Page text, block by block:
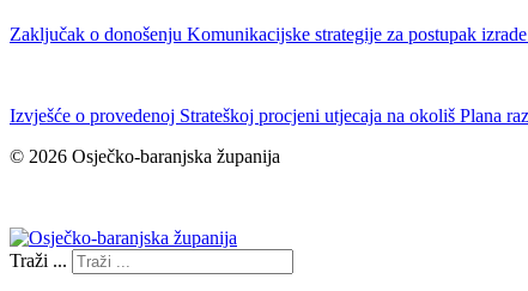
Zaključak o donošenju Komunikacijske strategije za postupak
Izvješće o provedenoj Strateškoj procjeni utjecaja na okoliš Plana
© 2026 Osječko-baranjska županija
Traži ...